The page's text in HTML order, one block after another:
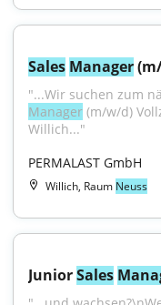
Sales Manager
"...Wir suchen zum
Manager (m/w/d)
Willich..."
PERMALAST GmbH
Willich, Raum Neuss
Junior Sales